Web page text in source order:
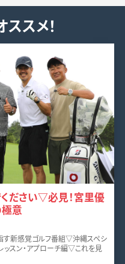
ススメ！
ださい▽必見！宮里優
意
す新感覚ゴルフ番組▽沖縄スペシ
スン・アプローチ編▽これを見